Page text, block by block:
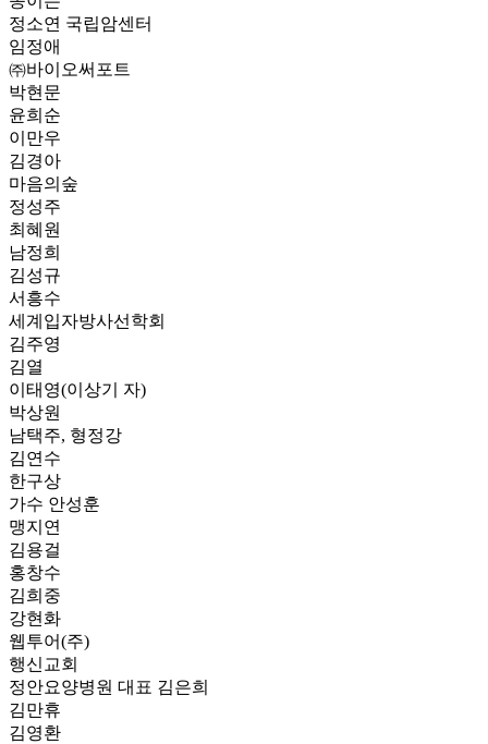
정소연 국립암센터
임정애
㈜바이오써포트
박현문
윤희순
이만우
김경아
마음의숲
정성주
최혜원
남정희
김성규
서흥수
세계입자방사선학회
김주영
김열
이태영(이상기 자)
박상원
남택주, 형정강
김연수
한구상
가수 안성훈
맹지연
김용걸
홍창수
김희중
강현화
웹투어(주)
행신교회
정안요양병원 대표 김은희
김만휴
김영환